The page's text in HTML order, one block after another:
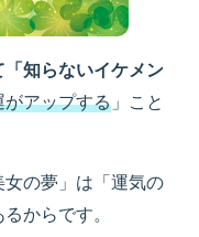
知らないイケメン
がアップする 」こと
の夢」は「運気の
からです。